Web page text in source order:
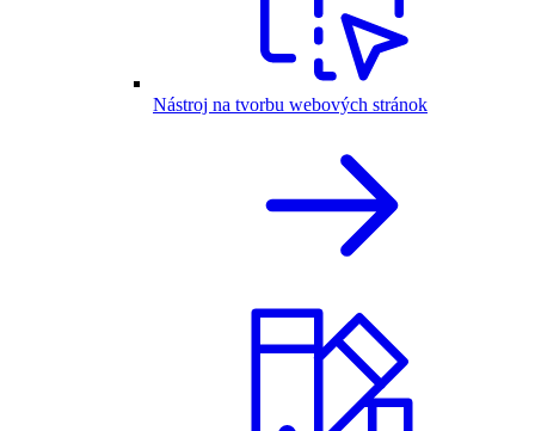
Nástroj na tvorbu webových stránok